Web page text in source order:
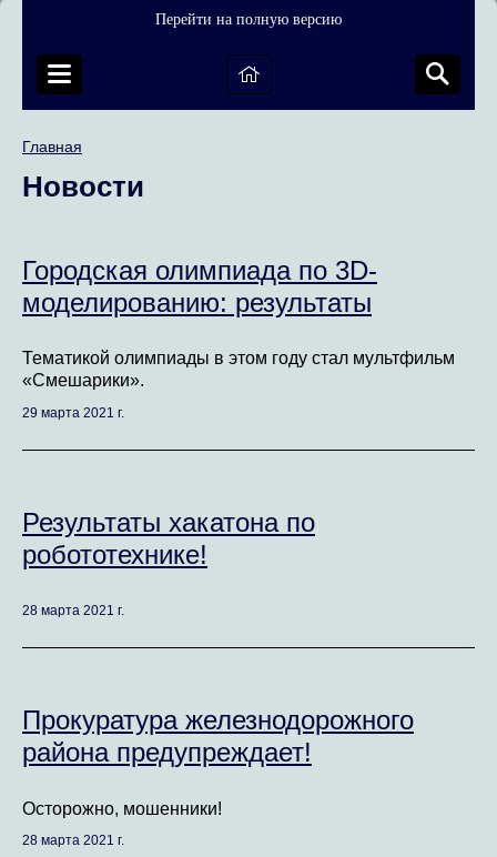
Перейти на полную версию
Главная
Новости
Городская олимпиада по 3D-
моделированию: результаты
Тематикой олимпиады в этом году стал мультфильм
«Смешарики».
29 марта 2021 г.
Результаты хакатона по
робототехнике!
28 марта 2021 г.
Прокуратура железнодорожного
района предупреждает!
Осторожно, мошенники!
28 марта 2021 г.